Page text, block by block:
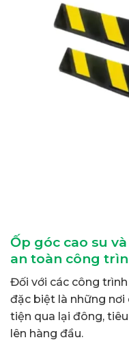
Ốp góc cao su
an toàn công
Đối với các công
đặc biệt là những
tiện qua lại đông,
lên hàng đầu.